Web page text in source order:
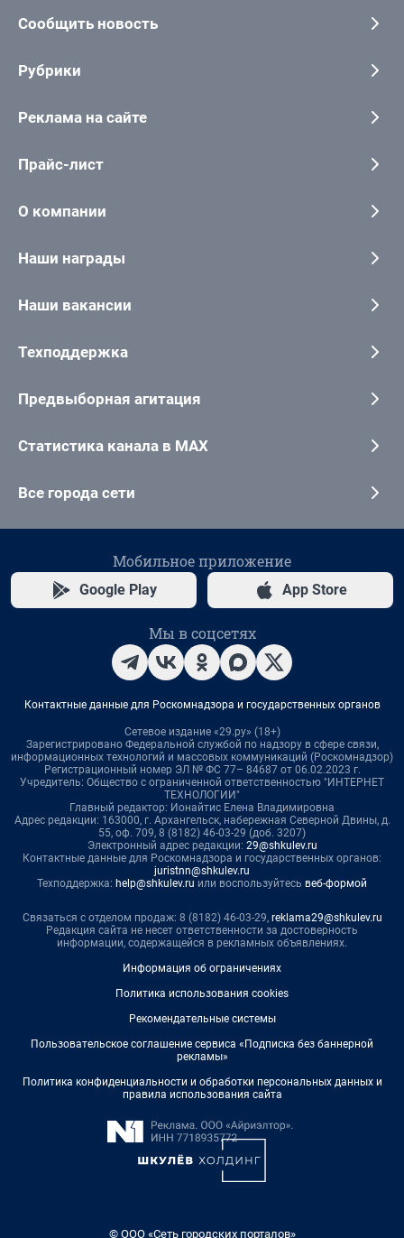
Сообщить новость
Рубрики
Реклама на сайте
Прайс-лист
О компании
Наши награды
Наши вакансии
Техподдержка
Предвыборная агитация
Статистика канала в MAX
Все города сети
Мобильное приложение
Google Play App Store
Мы в соцсетях
Контактные данные для Роскомнадзора и государственных органов
Сетевое издание «29.ру» (18+)
Зарегистрировано Федеральной службой по надзору в сфере связи,
информационных технологий и массовых коммуникаций (Роскомнадзор)
Регистрационный номер ЭЛ № ФС 77– 84687 от 06.02.2023 г.
Учредитель: Общество с ограниченной ответственностью "ИНТЕРНЕТ
ТЕХНОЛОГИИ"
Главный редактор: Ионайтис Елена Владимировна
Адрес редакции: 163000, г. Архангельск, набережная Северной Двины, д.
55, оф. 709, 8 (8182) 46-03-29 (доб. 3207)
Электронный адрес редакции: 29@shkulev.ru
Контактные данные для Роскомнадзора и государственных органов:
juristnn@shkulev.ru
Техподдержка: help@shkulev.ru или воспользуйтесь веб-формой
Связаться с отделом продаж: 8 (8182) 46-03-29, reklama29@shkulev.ru
Редакция сайта не несет ответственности за достоверность
информации, содержащейся в рекламных объявлениях.
Информация об ограничениях
Политика использования cookies
Рекомендательные системы
Пользовательское соглашение сервиса «Подписка без баннерной
рекламы»
Политика конфиденциальности и обработки персональных данных и
правила использования сайта
© ООО «Сеть городских порталов»